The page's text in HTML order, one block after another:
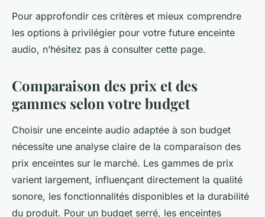
Pour approfondir ces critères et mieux comprendre
les options à privilégier pour votre future enceinte
audio, n’hésitez pas à consulter cette page.
Comparaison des prix et des
gammes selon votre budget
Choisir une enceinte audio adaptée à son budget
nécessite une analyse claire de la comparaison des
prix enceintes sur le marché. Les gammes de prix
varient largement, influençant directement la qualité
sonore, les fonctionnalités disponibles et la durabilité
du produit. Pour un budget serré, les enceintes